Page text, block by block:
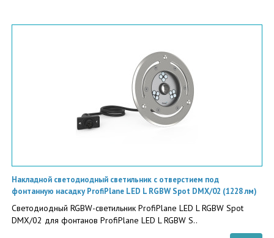
Накладной светодиодный светильник с отверстием под
фонтанную насадку ProfiPlane LED L RGBW Spot DMX/02 (1228 лм)
Светодиодный RGBW-светильник ProfiPlane LED L RGBW Spot
DMX/02 для фонтанов ProfiPlane LED L RGBW S..